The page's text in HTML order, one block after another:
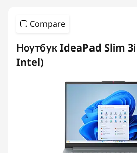
Compare
Ноутбук IdeaPad Slim
Intel)